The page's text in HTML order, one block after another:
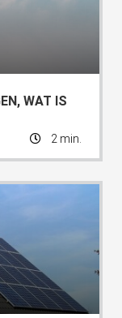
WAT IS
2 min.